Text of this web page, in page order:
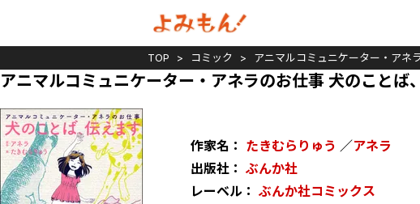
TOP コミック アニマルコミュニケーター・アネ
アニマルコミュニケーター・アネラのお仕事 犬のことば
作家名： たきむらりゅう ／アネラ
出版社： ぶんか社
レーベル： ぶんか社コミックス